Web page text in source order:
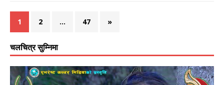
1 2 … 47 »
चलचित्र सुम्निमा